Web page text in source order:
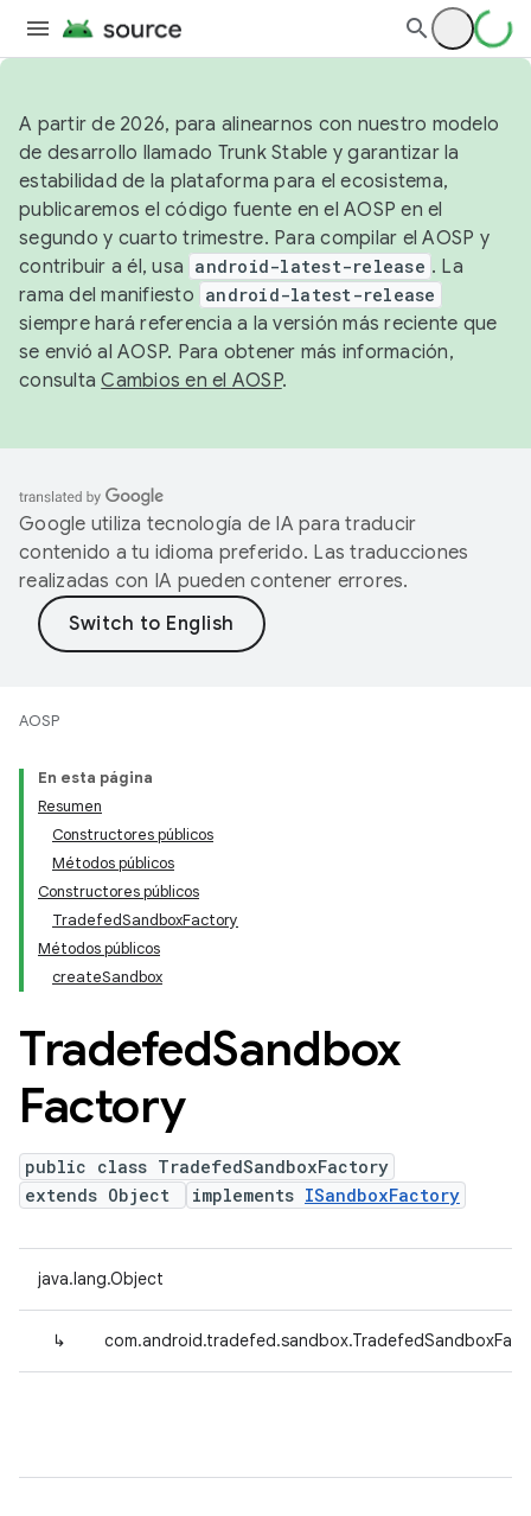
A partir de 2026, para alinearnos con nuestro modelo
de desarrollo llamado Trunk Stable y garantizar la
estabilidad de la plataforma para el ecosistema,
publicaremos el código fuente en el AOSP en el
segundo y cuarto trimestre. Para compilar el AOSP y
contribuir a él, usa android-latest-release . La
rama del manifiesto android-latest-release
siempre hará referencia a la versión más reciente que
se envió al AOSP. Para obtener más información,
consultaCambios en el AOSP.
Google utiliza tecnología de IA para traducir
contenido a tu idioma preferido. Las traducciones
realizadas con IA pueden contener errores.
AOSP
En esta página
Resumen
Constructores públicos
Métodos públicos
Constructores públicos
TradefedSandboxFactory
Métodos públicos
createSandbox
TradefedSandbox
Factory
public class TradefedSandboxFactory
extends Object
implements ISandboxFactory
java.lang.Object
↳